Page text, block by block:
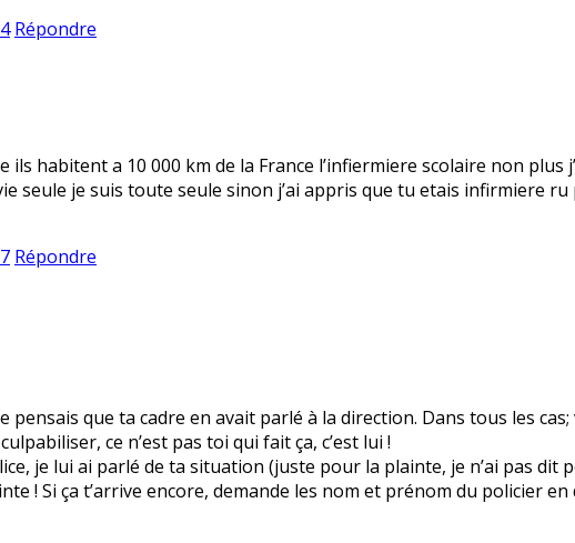
Répondre
ils habitent a 10 000 km de la France l’infiermiere scolaire non plus
seule je suis toute seule sinon j’ai appris que tu etais infirmiere
Répondre
pensais que ta cadre en avait parlé à la direction. Dans tous les
ce n’est pas toi qui fait ça, c’est lui !
je lui ai parlé de ta situation (juste pour la plainte, je n’ai pas dit
! Si ça t’arrive encore, demande les nom et prénom du policier